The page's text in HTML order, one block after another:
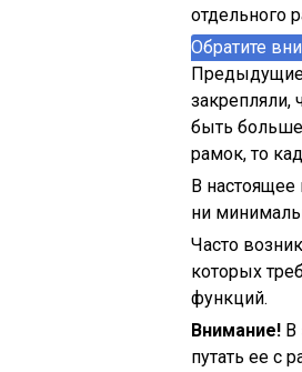
отдельного
Обратите
Предыдущие
закрепляли,
быть
рамок, то
В настоящее
ни
Часто
которых
функций.
Внимание! В
путать ее с